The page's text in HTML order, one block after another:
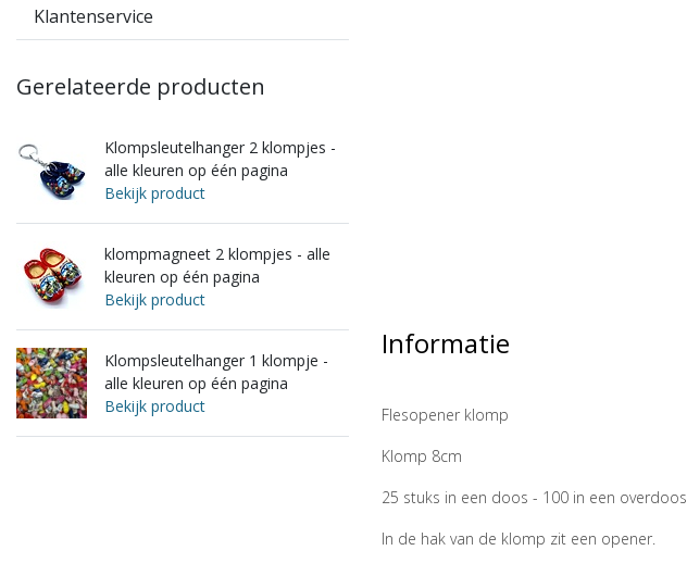
Klantenservice
Gerelateerde producten
Klompsleutelhanger 2 klompjes -
alle kleuren op één pagina
Bekijk product
klompmagneet 2 klompjes - alle
kleuren op één pagina
Bekijk product
Klompsleutelhanger 1 klompje -
alle kleuren op één pagina
Bekijk product
Informatie
Flesopener klomp
Klomp 8cm
25 stuks in een doos - 100 in een overdoos
In de hak van de klomp zit een opener.